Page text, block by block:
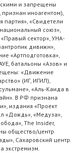
и запрещены
иноагентом),
партия», «Свидетели
союз»,
сектор», УНА-
дивижн»,
«Артподготовка»,
батальоны «Азов» и
«Движение
(ИГ, ИГИЛ),
«Аль-Каида в
В РФ признана
издания «Проект
«Дождь», «Медуза»,
The Insider,
общество/центр
Сахаровский центр.
экстремизм.